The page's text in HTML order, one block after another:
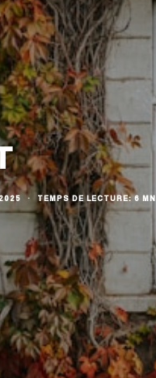
· TEMPS DE LECTURE: 6 MN